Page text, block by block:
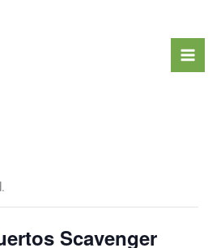
Scavenger